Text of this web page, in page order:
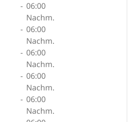
- 06:00
Nachm.
- 06:00
Nachm.
- 06:00
Nachm.
- 06:00
Nachm.
- 06:00
Nachm.